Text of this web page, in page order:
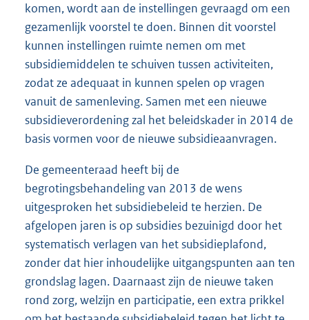
komen, wordt aan de instellingen gevraagd om een
gezamenlijk voorstel te doen. Binnen dit voorstel
kunnen instellingen ruimte nemen om met
subsidiemiddelen te schuiven tussen activiteiten,
zodat ze adequaat in kunnen spelen op vragen
vanuit de samenleving. Samen met een nieuwe
subsidieverordening zal het beleidskader in 2014 de
basis vormen voor de nieuwe subsidieaanvragen.
De gemeenteraad heeft bij de
begrotingsbehandeling van 2013 de wens
uitgesproken het subsidiebeleid te herzien. De
afgelopen jaren is op subsidies bezuinigd door het
systematisch verlagen van het subsidieplafond,
zonder dat hier inhoudelijke uitgangspunten aan ten
grondslag lagen. Daarnaast zijn de nieuwe taken
rond zorg, welzijn en participatie, een extra prikkel